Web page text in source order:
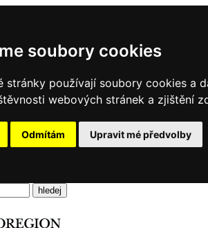
soubory cookies
stránky používají soubory cookies a
webových stránek a zjištění
Odmítám Upravit mé předvolby